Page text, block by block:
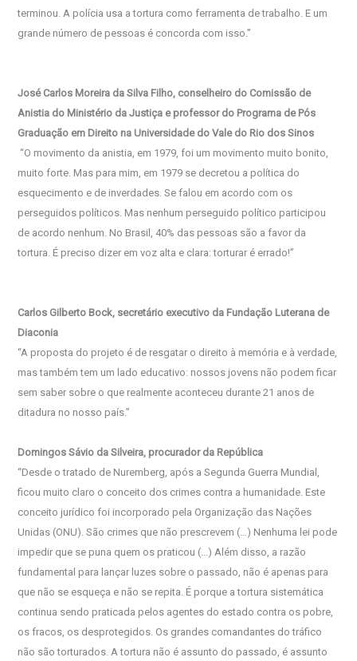
terminou. A polícia usa a tortura como ferramenta de trabalho. E um
grande número de pessoas é concorda com isso.”
José Carlos Moreira da Silva Filho, conselheiro do Comissão de
Anistia do Ministério da Justiça e professor do Programa de Pós
Graduação em Direito na Universidade do Vale do Rio dos Sinos
“O movimento da anistia, em 1979, foi um movimento muito bonito,
muito forte. Mas para mim, em 1979 se decretou a política do
esquecimento e de inverdades. Se falou em acordo com os
perseguidos políticos. Mas nenhum perseguido político participou
de acordo nenhum. No Brasil, 40% das pessoas são a favor da
tortura. É preciso dizer em voz alta e clara: torturar é errado!”
Carlos Gilberto Bock, secretário executivo da Fundação Luterana de
Diaconia
“A proposta do projeto é de resgatar o direito à memória e à verdade,
mas também tem um lado educativo: nossos jovens não podem ficar
sem saber sobre o que realmente aconteceu durante 21 anos de
ditadura no nosso país.”
Domingos Sávio da Silveira, procurador da República
“Desde o tratado de Nuremberg, após a Segunda Guerra Mundial,
ficou muito claro o conceito dos crimes contra a humanidade. Este
conceito jurídico foi incorporado pela Organização das Nações
Unidas (ONU). São crimes que não prescrevem (…) Nenhuma lei pode
impedir que se puna quem os praticou (…) Além disso, a razão
fundamental para lançar luzes sobre o passado, não é apenas para
que não se esqueça e não se repita. É porque a tortura sistemática
continua sendo praticada pelos agentes do estado contra os pobre,
os fracos, os desprotegidos. Os grandes comandantes do tráfico
não são torturados. A tortura não é assunto do passado, é assunto